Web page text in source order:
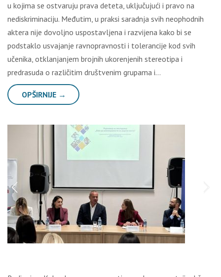
u kojima se ostvaruju prava deteta, uključujući i pravo na
nediskriminaciju. Međutim, u praksi saradnja svih neophodnih
aktera nije dovoljno uspostavljena i razvijena kako bi se
podstaklo usvajanje ravnopravnosti i tolerancije kod svih
učenika, otklanjanjem brojnih ukorenjenih stereotipa i
predrasuda o različitim društvenim grupama i…
OPŠIRNIJE →